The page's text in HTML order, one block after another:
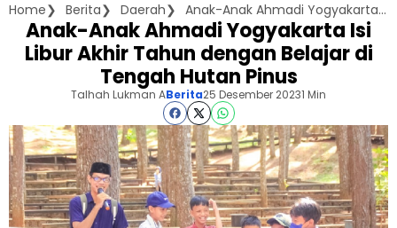
Home Berita Daerah Anak-Anak Ahmadi Yogyakarta Isi Libur Akhir Tahun dengan Belajar di Tengah Hutan Pinus
Anak-Anak Ahmadi Yogyakarta Isi
Libur Akhir Tahun dengan Belajar di
Tengah Hutan Pinus
Talhah Lukman ABerita25 Desember 20231 Min